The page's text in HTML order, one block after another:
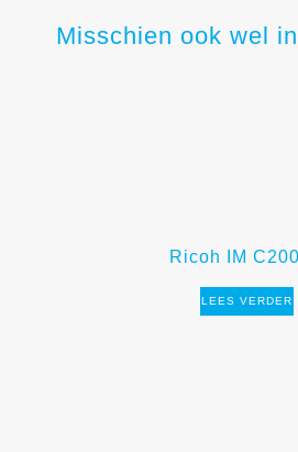
Misschien ook wel
Ricoh IM
LEES VERDER